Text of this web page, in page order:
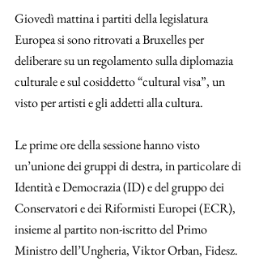
Giovedì mattina i partiti della legislatura
Europea si sono ritrovati a Bruxelles per
deliberare su un regolamento sulla diplomazia
culturale e sul cosiddetto “cultural visa”, un
visto per artisti e gli addetti alla cultura.
Le prime ore della sessione hanno visto
un’unione dei gruppi di destra, in particolare di
Identità e Democrazia (ID) e del gruppo dei
Conservatori e dei Riformisti Europei (ECR),
insieme al partito non-iscritto del Primo
Ministro dell’Ungheria, Viktor Orban, Fidesz.